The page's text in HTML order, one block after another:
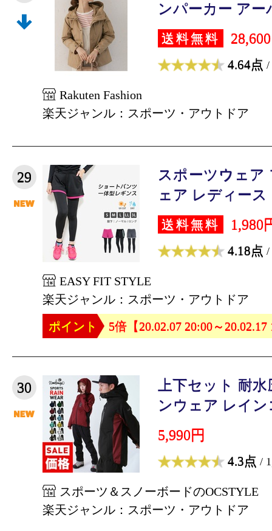
ンパーカー アー
送料無料
4.64点 /
Rakuten Fashion
楽天ジャンル：スポーツ・アウトドア
29
スポーツウェア
ェア レディース
送料無料 1,980
4.18点 /
EASY FIT STYLE
楽天ジャンル：スポーツ・アウトドア
ポイント
5倍【20.02.07 20:00～20.02.17
30
上下セット 耐
ンウェア レイン
5,990円
4.3点 /
スポーツ＆スノーボードのOCSTYLE
楽天ジャンル：スポーツ・アウトドア